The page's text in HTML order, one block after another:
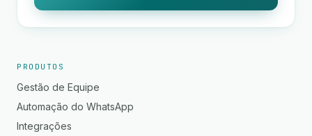
PRODUTOS
Gestão de Equipe
Automação do WhatsApp
Integrações